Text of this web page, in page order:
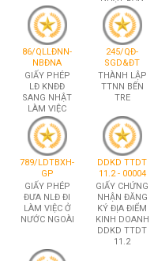
86/QLLĐNN-
NBĐNA
GIẤY PHÉP
LĐ KNĐĐ
SANG NHẬT
LÀM VIỆC
245/QĐ-
SGD&ĐT
THÀNH LẬP
TTNN BẾN
TRE
789/LDTBXH-
GP
GIẤY PHÉP
ĐƯA NLĐ ĐI
LÀM VIỆC Ở
NƯỚC NGOÀI
DDKD TTDT
11.2 - 00004
GIẤY CHỨNG
NHẬN ĐĂNG
KÝ ĐỊA ĐIỂM
KINH DOANH
DDKD TTDT
11.2